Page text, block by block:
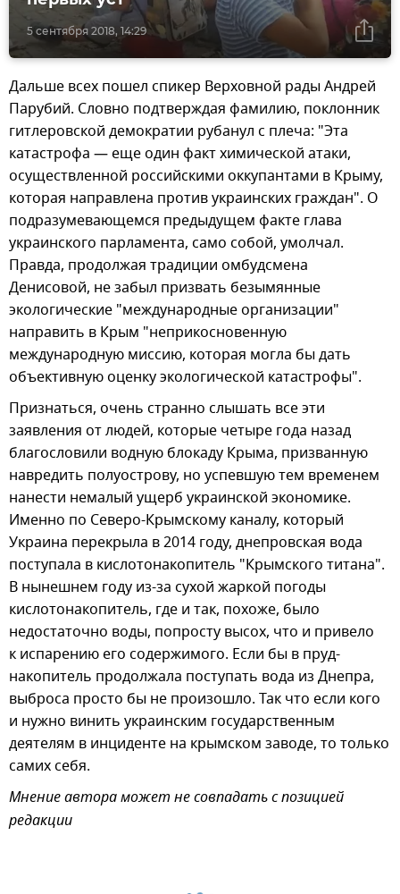
5 сентября 2018, 14:29
Дальше всех пошел спикер Верховной рады Андрей
Парубий. Словно подтверждая фамилию, поклонник
гитлеровской демократии рубанул с плеча: "Эта
катастрофа — еще один факт химической атаки,
осуществленной российскими оккупантами в Крыму,
которая направлена против украинских граждан". О
подразумевающемся предыдущем факте глава
украинского парламента, само собой, умолчал.
Правда, продолжая традиции омбудсмена
Денисовой, не забыл призвать безымянные
экологические "международные организации"
направить в Крым "неприкосновенную
международную миссию, которая могла бы дать
объективную оценку экологической катастрофы".
Признаться, очень странно слышать все эти
заявления от людей, которые четыре года назад
благословили водную блокаду Крыма, призванную
навредить полуострову, но успевшую тем временем
нанести немалый ущерб украинской экономике.
Именно по Северо-Крымскому каналу, который
Украина перекрыла в 2014 году, днепровская вода
поступала в кислотонакопитель "Крымского титана".
В нынешнем году из-за сухой жаркой погоды
кислотонакопитель, где и так, похоже, было
недостаточно воды, попросту высох, что и привело
к испарению его содержимого. Если бы в пруд-
накопитель продолжала поступать вода из Днепра,
выброса просто бы не произошло. Так что если кого
и нужно винить украинским государственным
деятелям в инциденте на крымском заводе, то только
самих себя.
Мнение автора может не совпадать с позицией
редакции